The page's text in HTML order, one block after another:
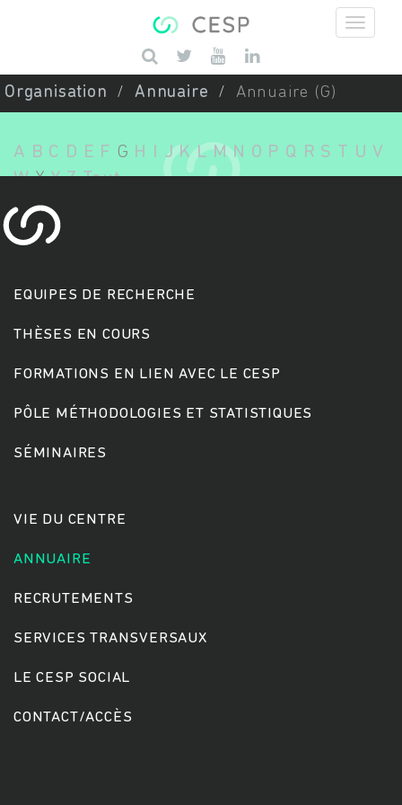
Saisissez vos mots-clés
Organisation Annuaire Annuaire (G)
A B C D E F G H J K L M N O P Q R S T U V
W X Y Z Tout
EQUIPES DE RECHERCHE
THÈSES EN COURS
FORMATIONS EN LIEN AVEC LE CESP
PÔLE MÉTHODOLOGIES ET STATISTIQUES
SÉMINAIRES
VIE DU CENTRE
ANNUAIRE
RECRUTEMENTS
SERVICES TRANSVERSAUX
LE CESP SOCIAL
CONTACT/ACCÈS